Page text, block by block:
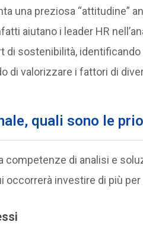
una preziosa “attitudine”
aiutano i leader HR
di sostenibilità,
di valorizzare i fattori di
quali sono le
competenze di analisi e
occorrerà investire di più per